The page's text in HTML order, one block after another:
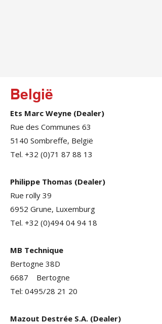
België
Ets Marc Weyne (Dealer)
Rue des Communes 63
5140 Sombreffe, België
Tel. +32 (0)71 87 88 13
Philippe Thomas (Dealer)
Rue rolly 39
6952 Grune, Luxemburg
Tel. +32 (0)494 04 94 18
MB Technique
Bertogne 38D
6687 Bertogne
Tel: 0495/28 21 20
Mazout Destrée S.A. (Dealer)